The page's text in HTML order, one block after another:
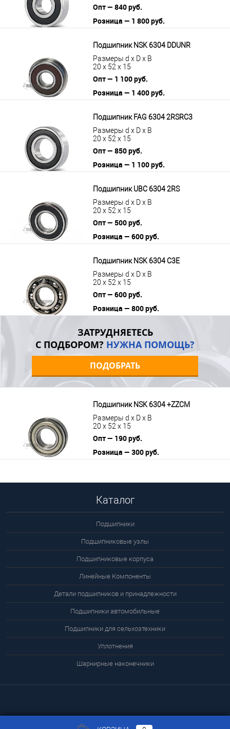
Опт — 840 руб.
Розница — 1 800 руб.
Подшипник NSK 6304 DDUNR
Размеры d x D x B
20 x 52 x 15
Опт — 1 100 руб.
Розница — 1 400 руб.
Подшипник FAG 6304 2RSRC3
Размеры d x D x B
20 x 52 x 15
Опт — 850 руб.
Розница — 1 100 руб.
Подшипник UBC 6304 2RS
Размеры d x D x B
20 x 52 x 15
Опт — 500 руб.
Розница — 600 руб.
Подшипник NSK 6304 C3E
Размеры d x D x B
20 x 52 x 15
Опт — 600 руб.
Розница — 800 руб.
ЗАТРУДНЯЕТЕСЬ
С ПОДБОРОМ? НУЖНА ПОМОЩЬ?
ПОДОБРАТЬ
Подшипник NSK 6304 +ZZCM
Размеры d x D x B
20 x 52 x 15
Опт — 190 руб.
Розница — 300 руб.
Каталог
Подшипники
Подшипниковые узлы
Подшипниковые корпуса
Линейные Компоненты
Детали подшипников и принадлежности
Подшипники автомобильные
Подшипники для сельхозтехники
Уплотнения
Шарнирные наконечники